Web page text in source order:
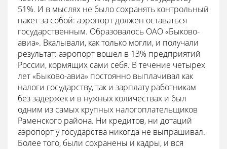
51%. И в мыслях не было сохранять контрольный
пакет за собой: аэропорт должен оставаться
государственным. Образовалось ОАО «Быково-
авиа». Вкалывали, как только могли, и получали
результат: аэропорт вошел в 13% предприятий
России, кормящих сами себя. В течение четырех
лет «Быково-авиа» постоянно выплачивал как
налоги государству, так и зарплату работникам
без задержек и в нужных количествах и был
одним из самых крупных налогоплательщиков
Раменского района. Ни кредитов, ни дотаций
аэропорт у государства никогда не выпрашивал.
Более того, были сохранены и кадры, и вся